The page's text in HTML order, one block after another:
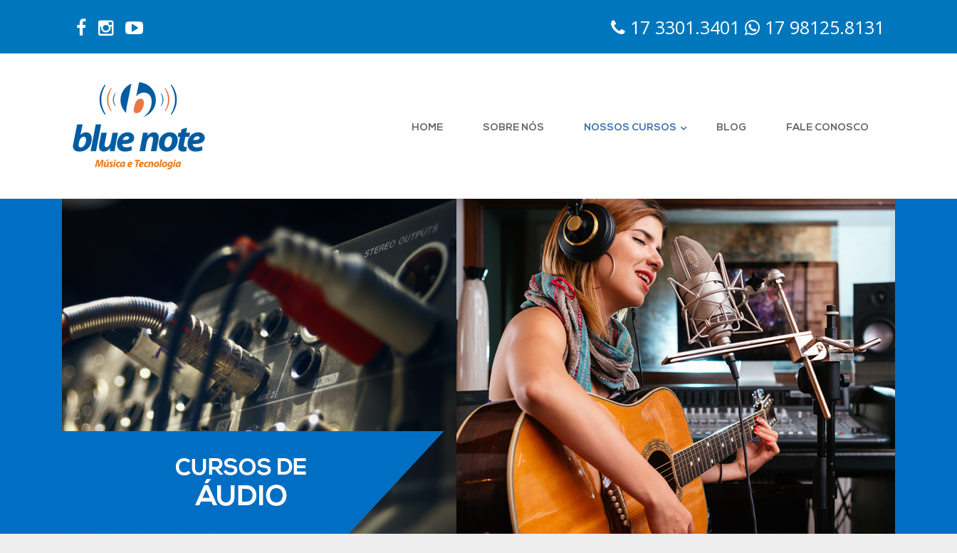
17 3301.3401 17 98125.8131
HOME SOBRE NÓS NOSSOS CURSOS BLOG FALE CONOSCO